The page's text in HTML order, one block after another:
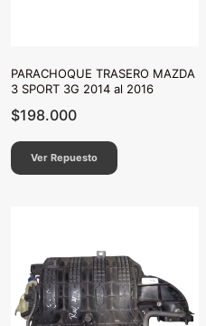
PARACHOQUE TRASERO MAZDA
3 SPORT 3G 2014 al 2016
$198.000
Ver Repuesto